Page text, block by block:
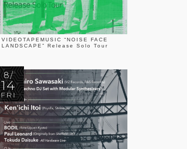
VIDEOTAPEMUSIC “NOISE FACE
LANDSCAPE” Release Solo Tour
8/
14
FRI